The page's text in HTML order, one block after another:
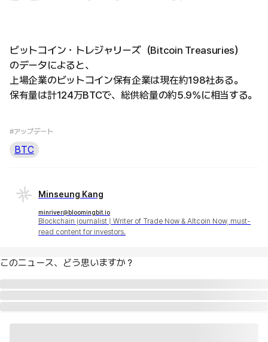
ビットコイン・トレジャリーズ（Bitcoin Treasuries）
のデータによると、
上場企業のビットコイン保有企業は現在約198社ある。
保有量は計124万BTCで、総供給量の約5.9%に相当する。
#アップデート
BTC
Minseung Kang
minriver@bloomingbit.io
Blockchain journalist | Writer of Trade Now & Altcoin Now, must-
read content for investors.
このニュース、どう思いますか？